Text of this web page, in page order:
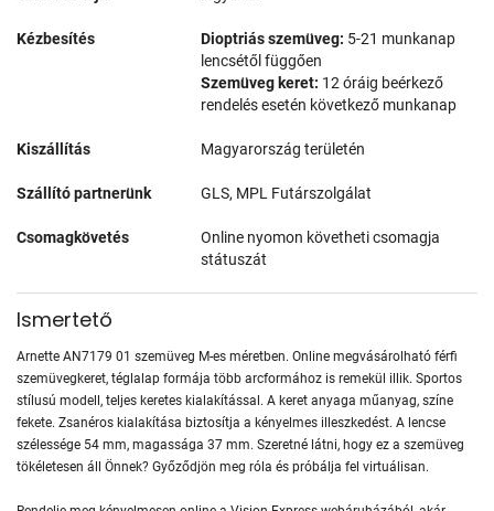
Kézbesítés Dioptriás szemüveg: 5-21 munkanap
lencsétől függően
Szemüveg keret: 12 óráig beérkező
rendelés esetén következő munkanap
Kiszállítás Magyarország területén
Szállító partnerünk GLS, MPL Futárszolgálat
Csomagkövetés
Online nyomon követheti csomagja
státuszát
Ismertető
Arnette AN7179 01 szemüveg M-es méretben. Online megvásárolható férfi
szemüvegkeret, téglalap formája több arcformához is remekül illik. Sportos
stílusú modell, teljes keretes kialakítással. A keret anyaga műanyag, színe
fekete. Zsanéros kialakítása biztosítja a kényelmes illeszkedést. A lencse
szélessége 54 mm, magassága 37 mm. Szeretné látni, hogy ez a szemüveg
tökéletesen áll Önnek? Győződjön meg róla és próbálja fel virtuálisan.